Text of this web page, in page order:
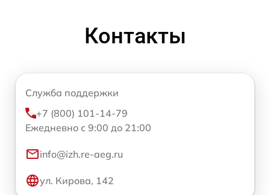
Контакты
Служба поддержки
+7 (800) 101-14-79
Ежедневно с 9:00 до 21:00
info@izh.re-aeg.ru
ул. Кирова, 142